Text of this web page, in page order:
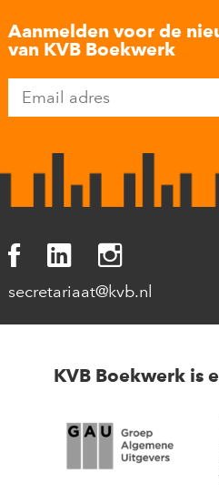
Aanmelden voor de
van KVB Boekwerk
secretariaat@kvb.nl
KVB Boekwerk is